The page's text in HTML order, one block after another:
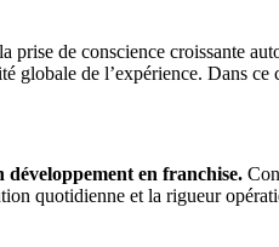
de conscience croissante
de l’expérience. Dans
en franchise.
quotidienne et la rigueur